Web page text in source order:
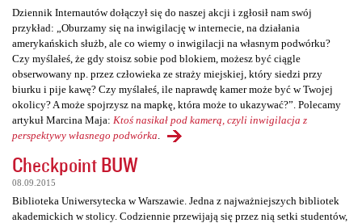
Dziennik Internautów dołączył się do naszej akcji i zgłosił nam swój
przykład: „Oburzamy się na inwigilację w internecie, na działania
amerykańskich służb, ale co wiemy o inwigilacji na własnym podwórku?
Czy myślałeś, że gdy stoisz sobie pod blokiem, możesz być ciągle
obserwowany np. przez człowieka ze straży miejskiej, który siedzi przy
biurku i pije kawę? Czy myślałeś, ile naprawdę kamer może być w Twojej
okolicy? A może spojrzysz na mapkę, która może to ukazywać?”. Polecamy
artykuł Marcina Maja: Ktoś nasikał pod kamerą, czyli inwigilacja z
perspektywy własnego podwórka
Checkpoint BUW
08.09.2015
Biblioteka Uniwersytecka w Warszawie. Jedna z najważniejszych bibliotek
akademickich w stolicy. Codziennie przewijają się przez nią setki studentów,